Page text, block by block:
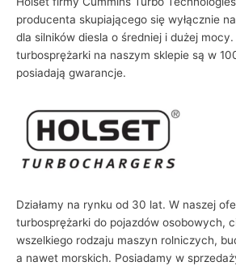
producenta skupiającego się wyłącznie
dla silników diesla o średniej i dużej
turbosprężarki na naszym sklepie są w
posiadają gwarancje.
Działamy na rynku od 30 lat. W naszej
turbosprężarki do pojazdów osobowych,
wszelkiego rodzaju maszyn rolniczych,
a nawet morskich. Posiadamy w